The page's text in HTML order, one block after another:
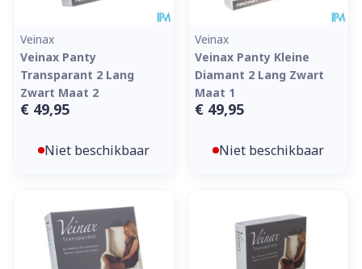
Veinax
Veinax Panty
Transparant 2 Lang
Zwart Maat 2
€ 49,95
Niet beschikbaar
Veinax
Veinax Panty Kleine
Diamant 2 Lang Zwart
Maat 1
€ 49,95
Niet beschikbaar